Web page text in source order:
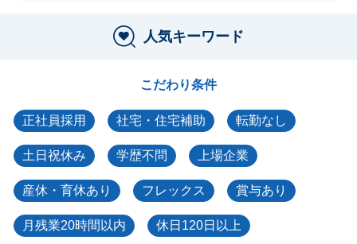
人気キーワード
こだわり条件
正社員採用 社宅・住宅補助 転勤なし
土日祝休み 学歴不問 上場企業
産休・育休あり フレックス 賞与あり
月残業20時間以内 休日120日以上